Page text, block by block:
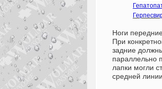
Ноги
При
задние
параллельно
лапки могли
средней